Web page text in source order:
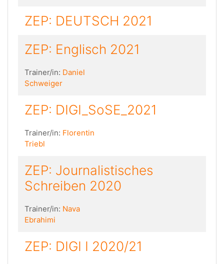
ZEP: DEUTSCH 2021
ZEP: Englisch 2021
Trainer/in: Daniel
Schweiger
ZEP: DIGI_SoSE_2021
Trainer/in: Florentin
Triebl
ZEP: Journalistisches
Schreiben 2020
Trainer/in: Nava
Ebrahimi
ZEP: DIGI I 2020/21